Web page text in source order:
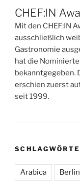
CHEF:IN
Mit den CHEF:IN
ausschließlich
Gastronomie
hat die
bekanntgegeben.
erschien zuerst
seit 1999.
Arabica Berlin